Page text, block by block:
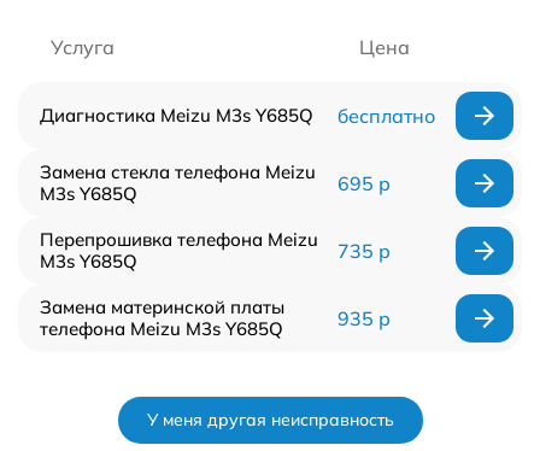
Услуга Цена
Диагностика Meizu M3s Y685Q бесплатно
Замена стекла телефона Meizu
M3s Y685Q
695 р
Перепрошивка телефона Meizu
M3s Y685Q
735 р
Замена материнской платы
телефона Meizu M3s Y685Q
935 р
У меня другая неисправность